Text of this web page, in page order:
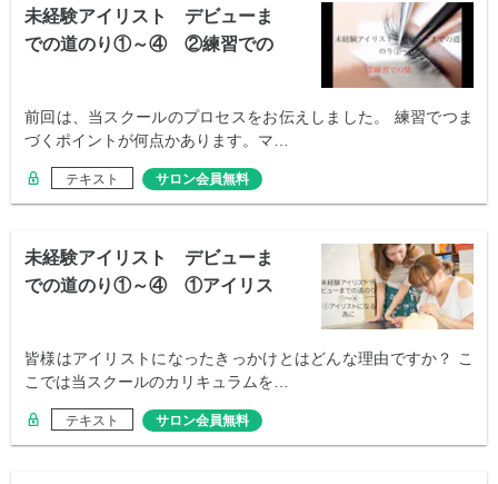
未経験アイリスト デビューま
での道のり①～④ ②練習での
前回は、当スクールのプロセスをお伝えしました。 練習でつま
づくポイントが何点かあります。マ…
テキスト サロン会員無料
未経験アイリスト デビューま
での道のり①～④ ①アイリス
皆様はアイリストになったきっかけとはどんな理由ですか？ こ
こでは当スクールのカリキュラムを…
テキスト サロン会員無料